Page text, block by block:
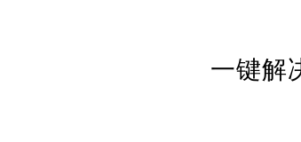
一键解